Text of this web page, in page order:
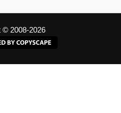
© 2008-2026